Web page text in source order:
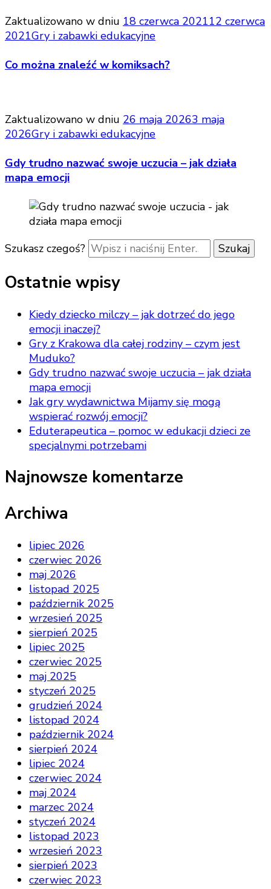
Zaktualizowano w dniu 18 czerwca 202112 czerwca
2021Gry i zabawki edukacyjne
Co można znaleźć w komiksach?
Zaktualizowano w dniu 26 maja 20263 maja
2026Gry i zabawki edukacyjne
Gdy trudno nazwać swoje uczucia – jak działa
mapa emocji
Szukasz czegoś?
Ostatnie wpisy
Kiedy dziecko milczy – jak dotrzeć do jego
emocji inaczej?
Gry z Krakowa dla całej rodziny – czym jest
Muduko?
Gdy trudno nazwać swoje uczucia – jak działa
mapa emocji
Jak gry wydawnictwa Mijamy się mogą
wspierać rozwój emocji?
Eduterapeutica – pomoc w edukacji dzieci ze
specjalnymi potrzebami
Najnowsze komentarze
Archiwa
lipiec 2026
czerwiec 2026
maj 2026
listopad 2025
październik 2025
wrzesień 2025
sierpień 2025
lipiec 2025
czerwiec 2025
maj 2025
styczeń 2025
grudzień 2024
listopad 2024
październik 2024
sierpień 2024
lipiec 2024
czerwiec 2024
maj 2024
marzec 2024
styczeń 2024
listopad 2023
wrzesień 2023
sierpień 2023
czerwiec 2023